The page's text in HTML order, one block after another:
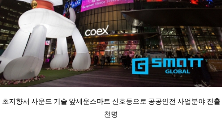
초지향서 사운드 기술 앞세운스마트 신호등으로 공공안전 사업분야 진출
천명